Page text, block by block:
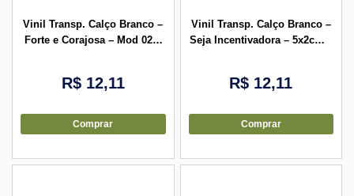
Vinil Transp. Calço Branco –
Forte e Corajosa – Mod 02 –
R$12,11
Comprar
Vinil Transp. Calço Branco –
Seja Incentivadora – 5x2cm –
R$ 12,11
Comprar